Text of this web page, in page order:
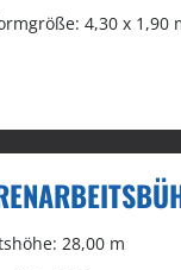
4,30 x 1,90
28,00 m